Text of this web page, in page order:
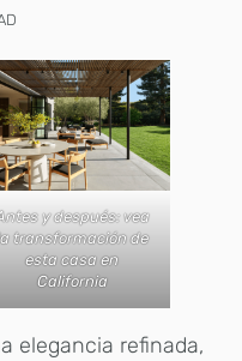
y después: vea
transformación de
esta casa en
California
elegancia refinada,